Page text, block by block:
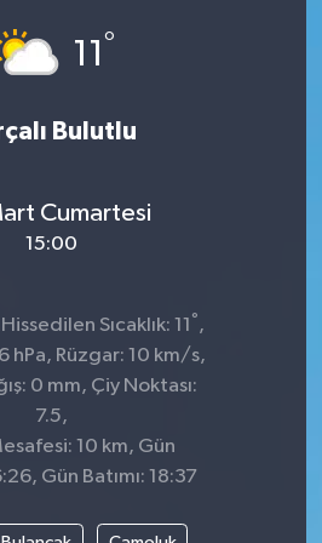
11°
Bulutlu
Cumartesi
15:00
Sıcaklık: 11 ° ,
hPa, Rüzgar: 10 km/s,
0 mm, Çiy Noktası:
7.5,
10 km, Gün
Gün Batımı: 18:37